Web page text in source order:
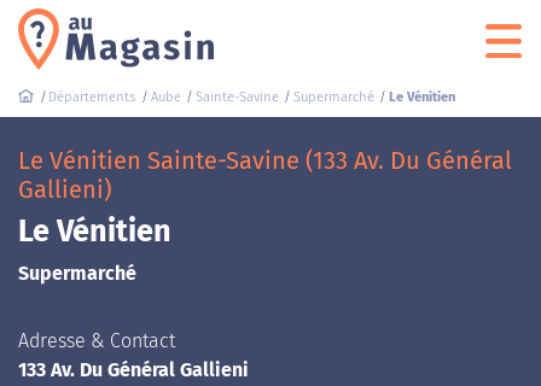
Départements Aube Sainte-Savine Supermarché Le Vénitien
Le Vénitien Sainte-Savine (133 Av. Du Général
Gallieni)
Le Vénitien
Supermarché
Adresse & Contact
133 Av. Du Général Gallieni